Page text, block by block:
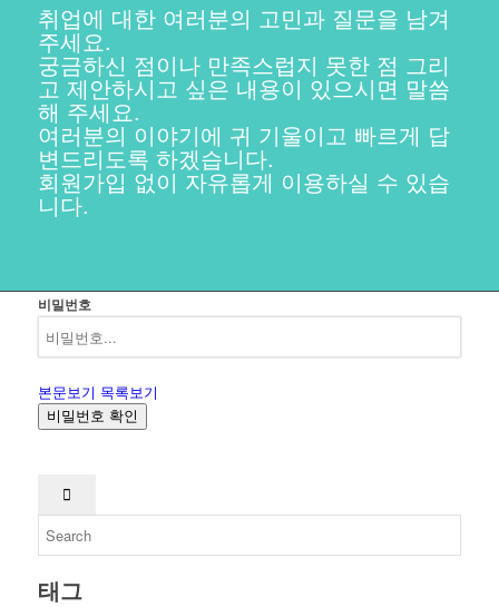
취업에 대한 여러분의 고민과 질문을 남겨
주세요.
궁금하신 점이나 만족스럽지 못한 점 그리
고 제안하시고 싶은 내용이 있으시면 말씀
해 주세요.
여러분의 이야기에 귀 기울이고 빠르게 답
변드리도록 하겠습니다.
회원가입 없이 자유롭게 이용하실 수 있습
니다.
비밀번호
본문보기 목록보기
비밀번호 확인
태그